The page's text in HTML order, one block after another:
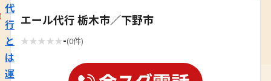
代
行
と
は
運
エール代行 栃木市／下野市
★★★★★-(0件)